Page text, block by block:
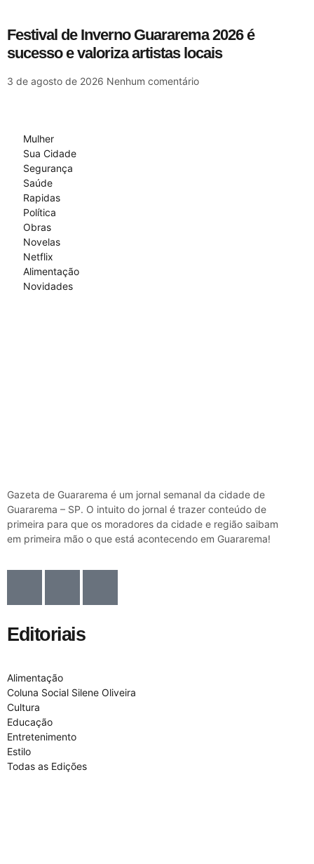
Festival de Inverno Guararema 2026 é
sucesso e valoriza artistas locais
3 de agosto de 2026 Nenhum comentário
Mulher
Sua Cidade
Segurança
Saúde
Rapidas
Política
Obras
Novelas
Netflix
Alimentação
Novidades
Gazeta de Guararema é um jornal semanal da cidade de
Guararema – SP. O intuito do jornal é trazer conteúdo de
primeira para que os moradores da cidade e região saibam
em primeira mão o que está acontecendo em Guararema!
Editoriais
Alimentação
Coluna Social Silene Oliveira
Cultura
Educação
Entretenimento
Estilo
Todas as Edições